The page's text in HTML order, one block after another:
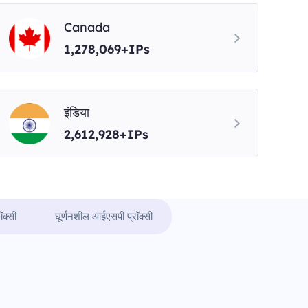
Canada
1,278,069+IPs
इंडिया
2,612,928+IPs
घूर्णनशील आईएसपी प्रॉक्सी